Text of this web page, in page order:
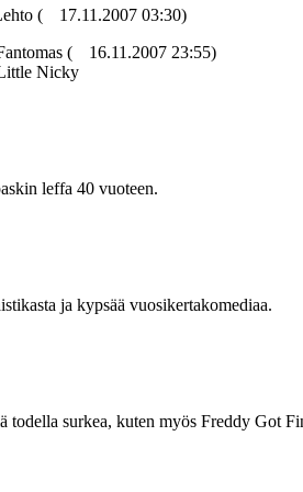
(
17.11.2007 03:30)
(
16.11.2007 23:55)
Nicky
leffa 40 vuoteen.
ja kypsää vuosikertakomediaa.
surkea, kuten myös Freddy Got